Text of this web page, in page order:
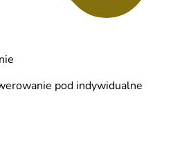
pod indywidualne